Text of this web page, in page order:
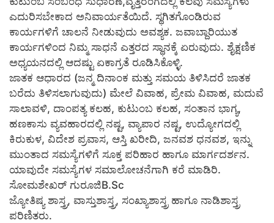
ಎದುರಿಸಬೇಕಾದ ಅನಿವಾರ್ಯತೆಯಿದೆ. ಸ್ಥಗಿತಗೊಂಡಿರುವ
ಕಾರ್ಯಗಳಿಗೆ ಚಾಲನೆ ನೀಡುವುದು ಅವಶ್ಯಕ. ಜವಾಬ್ದಾರಿಯುತ
ಕಾರ್ಯಗಳಿಂದ ನಿಮ್ಮ ಸಾಧನೆ ಎತ್ತರದ ಸ್ಥಾನಕ್ಕೆ ಏರುವುದು. ಶೈಕ್ಷಣಿಕ
ಅಧ್ಯಯನದಲ್ಲಿ ಆದಷ್ಟು ಏಕಾಗ್ರತೆ ರೂಡಿಸಿಕೊಳ್ಳಿ.
ಜಾತಕ ಆಧಾರದ (ಜನ್ಮ ದಿನಾಂಕ ಮತ್ತು ಸಮಯ ತಿಳಿಸಿದರೆ ಜಾತಕ
ಬರೆದು ತಿಳಿಸಲಾಗುವುದು) ಮೇಲೆ ವಿವಾಹ, ಪ್ರೇಮ ವಿವಾಹ, ಮದುವೆ
ಸಾಲಾವಳಿ, ದಾಂಪತ್ಯ ಕಲಹ, ಕುಟುಂಬ ಕಲಹ, ಸಂತಾನ ಭಾಗ್ಯ,
ಹಣಕಾಸು ವ್ಯವಹಾರದಲ್ಲಿ ನಷ್ಟ, ವ್ಯಾಪಾರ ನಷ್ಟ, ಉದ್ಯೋಗದಲ್ಲಿ
ಕಿರುಕುಳ, ವಿದೇಶ ಪ್ರವಾಸ, ಆಸ್ತಿ ಖರೀದಿ, ಜನವಶ ಧನವಶ, ಇನ್ನು
ಮುಂತಾದ ಸಮಸ್ಯೆಗಳಿಗೆ ಸೂಕ್ತ ಪರಿಹಾರ ಹಾಗೂ ಮಾರ್ಗದರ್ಶನ.
ಯಾವುದೇ ಸಮಸ್ಯೆಗಳ ಸಮಾಲೋಚನೆಗಾಗಿ ಕರೆ ಮಾಡಿರಿ.
ಸೋಮಶೇಖರ್ ಗುರೂಜಿB.Sc
ಜ್ಯೋತಿಷ್ಯ ಶಾಸ್ತ್ರ, ವಾಸ್ತುಶಾಸ್ತ್ರ, ಸಂಖ್ಯಾಶಾಸ್ತ್ರ ಹಾಗೂ ನಾಡಿಶಾಸ್ತ್ರ
ಪರಿಣಿತರು.